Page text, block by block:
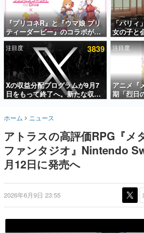
アプリセール情報
インタビュー
連載・特集一覧
殿堂入り記事
SNS拡散数が数千以上！ ページ
ど。多くの人々に読まれた、電フ
事をまとめました。
名作ゲームクリエイターの方々に
きます。
赫本
この物語を解いてはいけない。『
の形をした短編ホラー小説集です。
これからのデジタルゲーム市場を
の姿を追い、彼らのルーツと情熱
『プリコネR』と『ウマ娘 プリ
ティーダービー』のコラボが決
定！“最大170連無料”の8.5周年
キャンペーンなども発表
「パリィ
女の子と
恋愛ゲー
ルライク
敗すると
注目度 3839
Xの収益分配プログラムが9月7
日をもって終了へ。新たな収益
化制度「Original Content
注目度
アニメ『
期「烈日
が決定！
ホーム ニュース
アトラスの高評価RPG『メ
ファンタジオ』Nintendo
月12日に発売へ
2026年6月9日 23:55